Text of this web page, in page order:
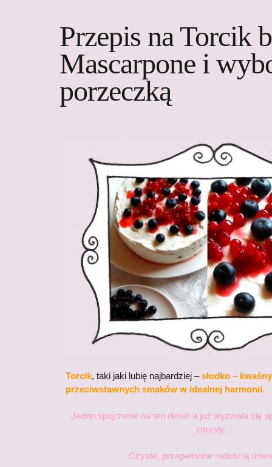
Przepis na Torcik
Mascarpone i
porzeczką
Torcik, taki jaki lubię najbardziej –słodko –
przeciwstawnych smaków w idealnej harmonii.
Jedno spojrzenie na ten deser a już wyzwala się
zmysły.
Czyste, przepełnione radością